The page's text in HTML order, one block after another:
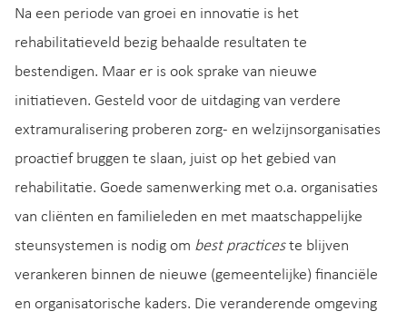
Na een periode van groei en innovatie is het
rehabilitatieveld bezig behaalde resultaten te
bestendigen. Maar er is ook sprake van nieuwe
initiatieven. Gesteld voor de uitdaging van verdere
extramuralisering proberen zorg- en welzijnsorganisaties
proactief bruggen te slaan, juist op het gebied van
rehabilitatie. Goede samenwerking met o.a. organisaties
van cliënten en familieleden en met maatschappelijke
steunsystemen is nodig om best practiceste blijven
verankeren binnen de nieuwe (gemeentelijke) financiële
en organisatorische kaders. Die veranderende omgeving